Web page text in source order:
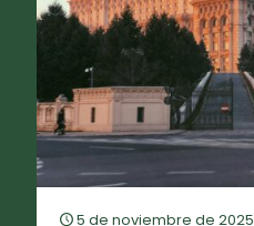
5 de noviembre de 2025